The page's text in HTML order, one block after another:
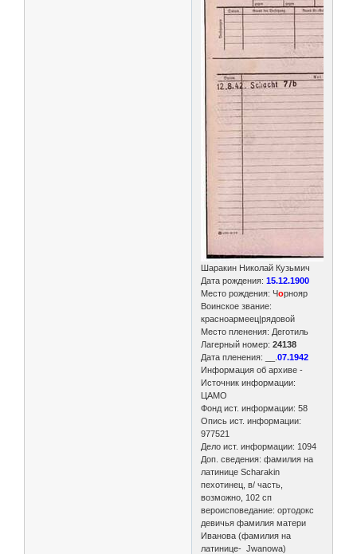
Шаракин Николай Кузьмич
Дата рождения:15.12.1900
Место рождения: Чорнояр
Воинское звание:
красноармеец|рядовой
Место пленения: Деготиль
Лагерный номер: 24138
Дата пленения: __.07.1942
Информация об архиве -
Источник информации:
ЦАМО
Фонд ист. информации: 58
Опись ист. информации:
977521
Дело ист. информации: 1094
Доп. сведения: фамилия на
латинице Scharakin
пехотинец, в/ часть,
возможно, 102 сп
вероисповедание: ортодокс
девичья фамилия матери
Иванова (фамилия на
латинице- Jwanowa)